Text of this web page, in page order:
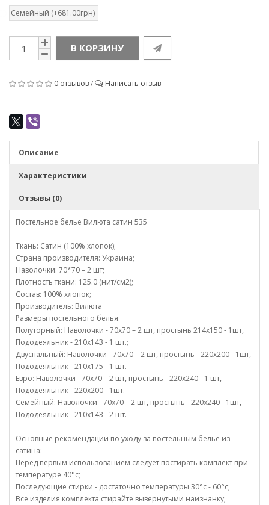
Семейный (+681.00грн)
В КОРЗИНУ
0 отзывов/ Написать отзыв
Описание
Характеристики
Отзывы (0)
Постельное белье Вилюта сатин 535
Ткань: Сатин (100% хлопок);
Страна производителя: Украина;
Наволочки: 70*70 – 2 шт;
Плотность ткани: 125.0 (нит/см2);
Состав: 100% хлопок;
Производитель: Вилюта
Размеры постельного белья:
Полуторный: Наволочки - 70х70 – 2 шт, простынь 214х150 - 1шт,
Пододеяльник - 210х143 - 1 шт.;
Двуспальный: Наволочки - 70х70 – 2 шт, простынь - 220х200 - 1шт,
Пододеяльник - 210х175 - 1 шт.
Евро: Наволочки - 70х70 – 2 шт, простынь - 220х240 - 1 шт,
Пододеяльник - 220х200 - 1шт.
Семейный: Наволочки - 70х70 – 2 шт, простынь - 220х240 - 1шт,
Пододеяльник - 210х143 - 2 шт.
Основные рекомендации по уходу за постельным белье из
сатина:
Перед первым использованием следует постирать комплект при
температуре 40°c;
Последующие стирки - достаточно температуры 30°c - 60°c;
Все изделия комплекта стирайте вывернутыми наизнанку;